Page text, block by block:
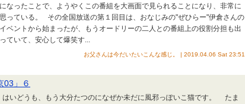
なったことで、ようやくこの番組を大画面で見られることになり、非常に
っている。 その全国放送の第１回目は、おなじみの"ぜひらー"伊倉さんの
ベントから始まったが、もうオードリーの二人との番組上の役割分担も出
ていて、安心して爆笑す...
お父さんは今だいたいこんな感じ。 | 2019.04.06 Sat 23:51
」６
いどうも、もう大分たつのになぜか未だに風邪っぽいこ猫です。 たま